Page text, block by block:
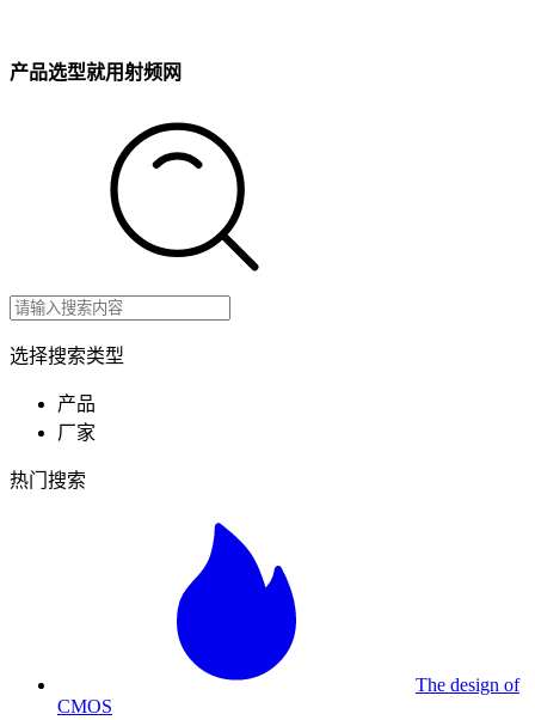
产品选型就用射频网
选择搜索类型
产品
厂家
热门搜索
The design of
CMOS